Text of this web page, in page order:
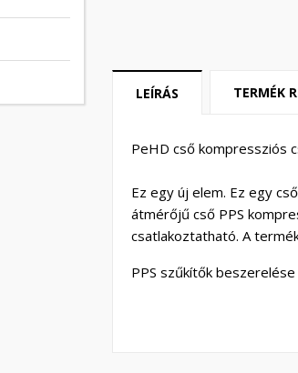
LEÍRÁS TERMÉK
PeHD cső kompressziós
Ez egy új elem. Ez egy
átmérőjű cső PPS
csatlakoztatható. A
PPS szűkítők